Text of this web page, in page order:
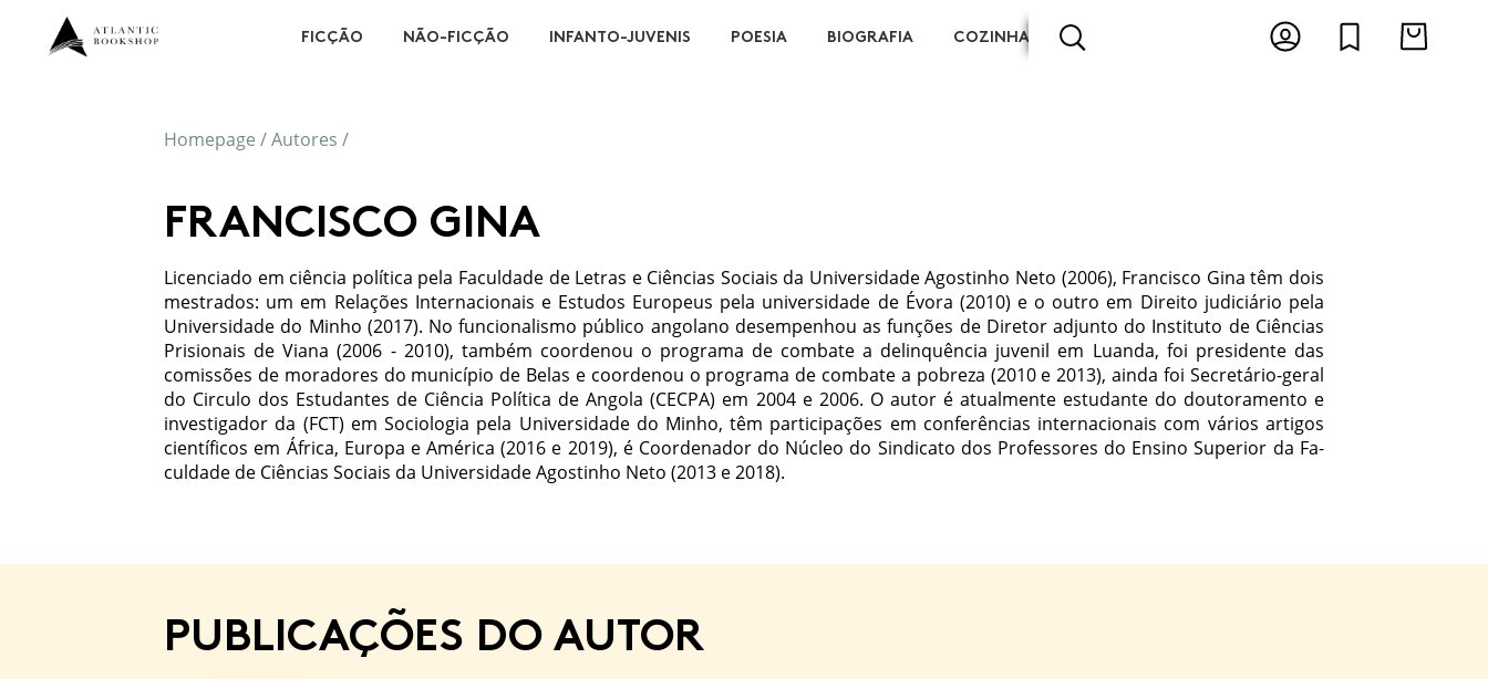
FICÇÃO NÃO-FICÇÃO INFANTO-JUVENIS POESIA BIOGRAFIA COZINHA ARTES E ESPECTÁCULOS ANTOLOGIAS
Homepage /Autores /
FRANCISCO GINA
Licenciado em ciência política pela Fa­culdade de Letras e Ciências Sociais da Universidade Agostinho Neto (2006), Francisco Gina têm dois
mestrados: um em Relações Internacionais e Es­tudos Europeus pela universidade de Évora (2010) e o outro em Direito ju­diciário pela
Universidade do Minho (2017). No funcionalismo público an­golano desempenhou as funções de Di­retor adjunto do Instituto de Ciências
Prisionais de Viana (2006 - 2010), tam­bém coordenou o programa de comba­te a delinquência juvenil em Luanda, foi presidente das
comissões de mora­dores do município de Belas e coorde­nou o programa de combate a pobreza (2010 e 2013), ainda foi Secretário-ge­ral
do Circulo dos Estudantes de Ci­ência Política de Angola (CECPA) em 2004 e 2006. O autor é atualmente es­tudante do doutoramento e
investiga­dor da (FCT) em Sociologia pela Uni­versidade do Minho, têm participações em conferências internacionais com vários artigos
científicos em África, Europa e América (2016 e 2019), é Co­ordenador do Núcleo do Sindicato dos Professores do Ensino Superior da Fa­
culdade de Ciências Sociais da Univer­sidade Agostinho Neto (2013 e 2018).
PUBLICAÇÕES DO AUTOR